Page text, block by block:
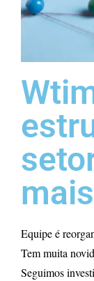
Equipe é
Tem muita
Seguimos